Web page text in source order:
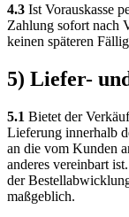
4.3 Ist Vorauskasse
Zahlung sofort nach
keinen späteren
5) Liefer-
5.1 Bietet der
Lieferung innerhalb
an die vom Kunden
anderes vereinbart
der
maßgeblich.